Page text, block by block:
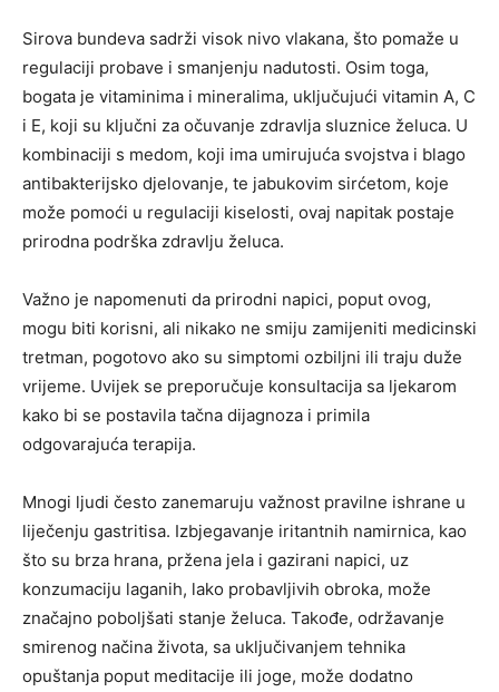
Sirova bundeva sadrži visok nivo vlakana, što pomaže u
regulaciji probave i smanjenju nadutosti. Osim toga,
bogata je vitaminima i mineralima, uključujući vitamin A, C
i E, koji su ključni za očuvanje zdravlja sluznice želuca. U
kombinaciji s medom, koji ima umirujuća svojstva i blago
antibakterijsko djelovanje, te jabukovim sirćetom, koje
može pomoći u regulaciji kiselosti, ovaj napitak postaje
prirodna podrška zdravlju želuca.
Važno je napomenuti da prirodni napici, poput ovog,
mogu biti korisni, ali nikako ne smiju zamijeniti medicinski
tretman, pogotovo ako su simptomi ozbiljni ili traju duže
vrijeme. Uvijek se preporučuje konsultacija sa ljekarom
kako bi se postavila tačna dijagnoza i primila
odgovarajuća terapija.
Mnogi ljudi često zanemaruju važnost pravilne ishrane u
liječenju gastritisa. Izbjegavanje iritantnih namirnica, kao
što su brza hrana, pržena jela i gazirani napici, uz
konzumaciju laganih, lako probavljivih obroka, može
značajno poboljšati stanje želuca. Takođe, održavanje
smirenog načina života, sa uključivanjem tehnika
opuštanja poput meditacije ili joge, može dodatno